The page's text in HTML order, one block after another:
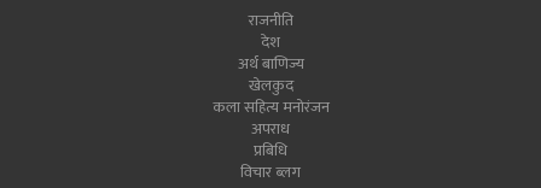
राजनीति
देश
अर्थ बाणिज्य
खेलकुद
कला सहित्य मनोरंजन
अपराध
प्रबिधि
विचार ब्लग